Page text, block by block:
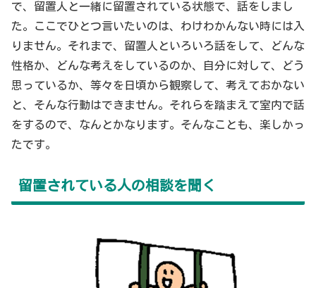
で、留置人と一緒に留置されている状態で、話をしまし
た。ここでひとつ言いたいのは、わけわかんない時には入
りません。それまで、留置人といろいろ話をして、どんな
性格か、どんな考えをしているのか、自分に対して、どう
思っているか、等々を日頃から観察して、考えておかない
と、そんな行動はできません。それらを踏まえて室内で話
をするので、なんとかなります。そんなことも、楽しかっ
たです。
留置されている人の相談を聞く